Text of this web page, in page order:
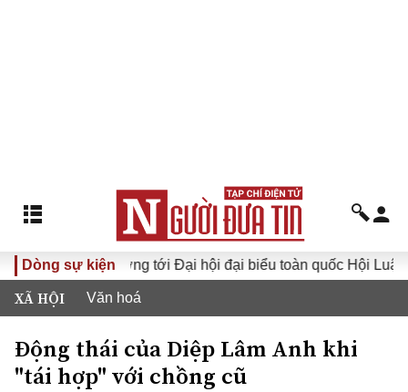
Dòng sự kiện
Hướng tới Đại hội đại biểu toàn quốc Hội Luật gia Việt
XÃ HỘI Văn hoá
Động thái của Diệp Lâm Anh khi
"tái hợp" với chồng cũ